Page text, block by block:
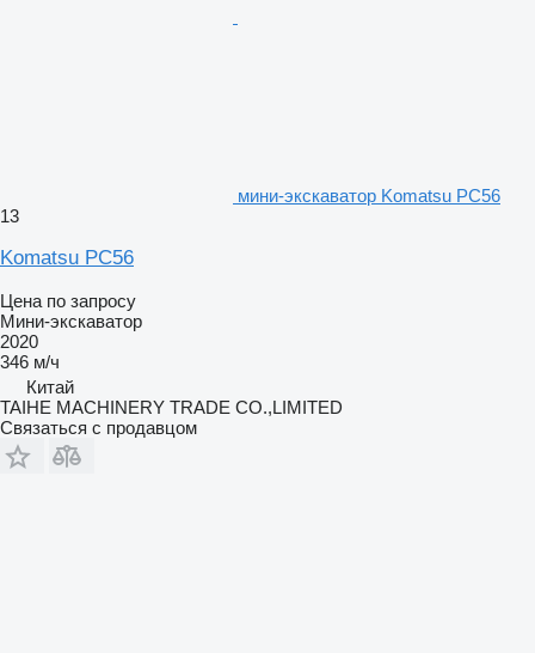
мини-экскаватор Komatsu PC56
13
Komatsu PC56
Цена по запросу
Мини-экскаватор
2020
346 м/ч
Китай
TAIHE MACHINERY TRADE CO.,LIMITED
Связаться с продавцом